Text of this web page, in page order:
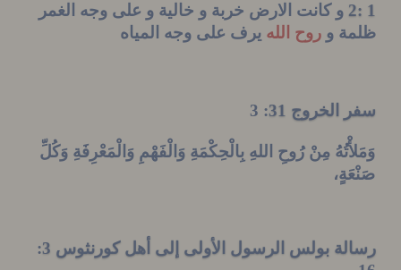
و كانت الارض خربة و خالية و على وجه الغمر
وروح اللهيرف على وجه المياه
31
: 3
مِنْ رُوحِ اللهِ بِالْحِكْمَةِ وَالْفَهْمِ وَالْمَعْرِفَةِ وَكُلِّ
بولس الرسول الأولى إلى أهل كورنثوس 3 :